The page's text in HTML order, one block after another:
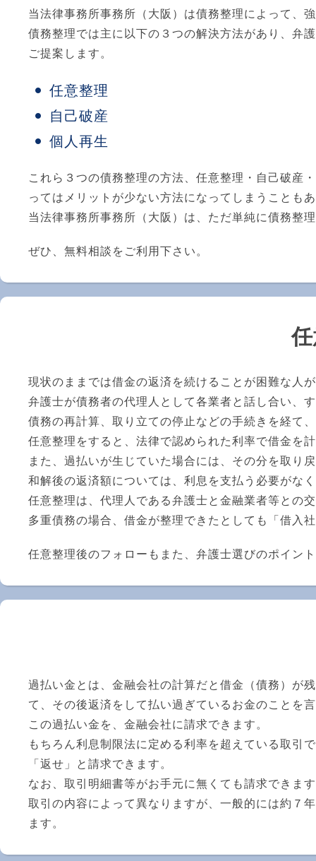
当法律事務所事務所（大阪）は債務整理によって、
債務整理では主に以下の３つの解決方法があり、弁
ご提案します。
任意整理
自己破産
個人再生
これら３つの債務整理の方法、任意整理・自己破産
ってはメリットが少ない方法になってしまうことも
当法律事務所事務所（大阪）は、ただ単純に債務整
ぜひ、無料相談をご利用下さい。
現状のままでは借金の返済を続けることが困難な人
弁護士が債務者の代理人として各業者と話し合い、
債務の再計算、取り立ての停止などの手続きを経て
任意整理をすると、法律で認められた利率で借金を
また、過払いが生じていた場合には、その分を取り
和解後の返済額については、利息を支払う必要がな
任意整理は、代理人である弁護士と金融業者等との
多重債務の場合、借金が整理できたとしても「借入
任意整理後のフォローもまた、弁護士選びのポイン
過払い金とは、金融会社の計算だと借金（債務）が
て、その後返済をして払い過ぎているお金のことを
この過払い金を、金融会社に請求できます。
もちろん利息制限法に定める利率を超えている取引
「返せ」と請求できます。
なお、取引明細書等がお手元に無くても請求できま
取引の内容によって異なりますが、一般的には約７
ます。